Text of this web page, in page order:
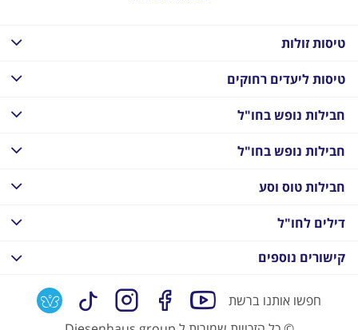
טיסות זולות
טיסות ליעדים רחוקים
חבילות נופש בחו"ל
חבילות נופש בחו"ל
חבילות טוס וסע
דילים לחו"ל
קישורים נוספים
חפשו אותנו ברשת